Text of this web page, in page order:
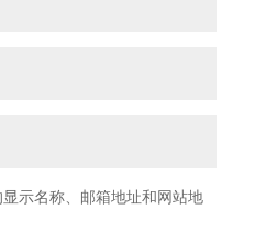
示名称、邮箱地址和网站地